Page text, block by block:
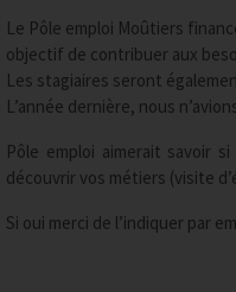
Le Pôle emploi Moûtiers
objectif de contribuer aux
Les stagiaires seront
L’année dernière, nous
Pôle emploi aimerait savoir
découvrir vos métiers (visite
Si oui merci de l’indiquer par